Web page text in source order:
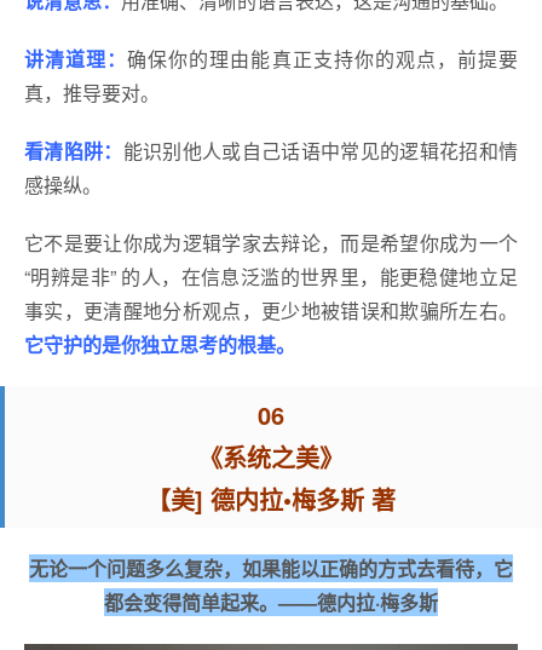
讲清道理：确保你的理由能真正支持你的观点，前提要
真，推导要对。
看清陷阱： 能识别他人或自己话语中常见的逻辑花招和情
感操纵。
它不是要让你成为逻辑学家去辩论，而是希望你成为一个
“明辨是非” 的人，在信息泛滥的世界里，能更稳健地立足
事实，更清醒地分析观点，更少地被错误和欺骗所左右。
它守护的是你独立思考的根基。
06
《系统之美》
【美] 德内拉•梅多斯 著
无论一个问题多么复杂，如果能以正确的方式去看待，它
都会变得简单起来。——德内拉·梅多斯